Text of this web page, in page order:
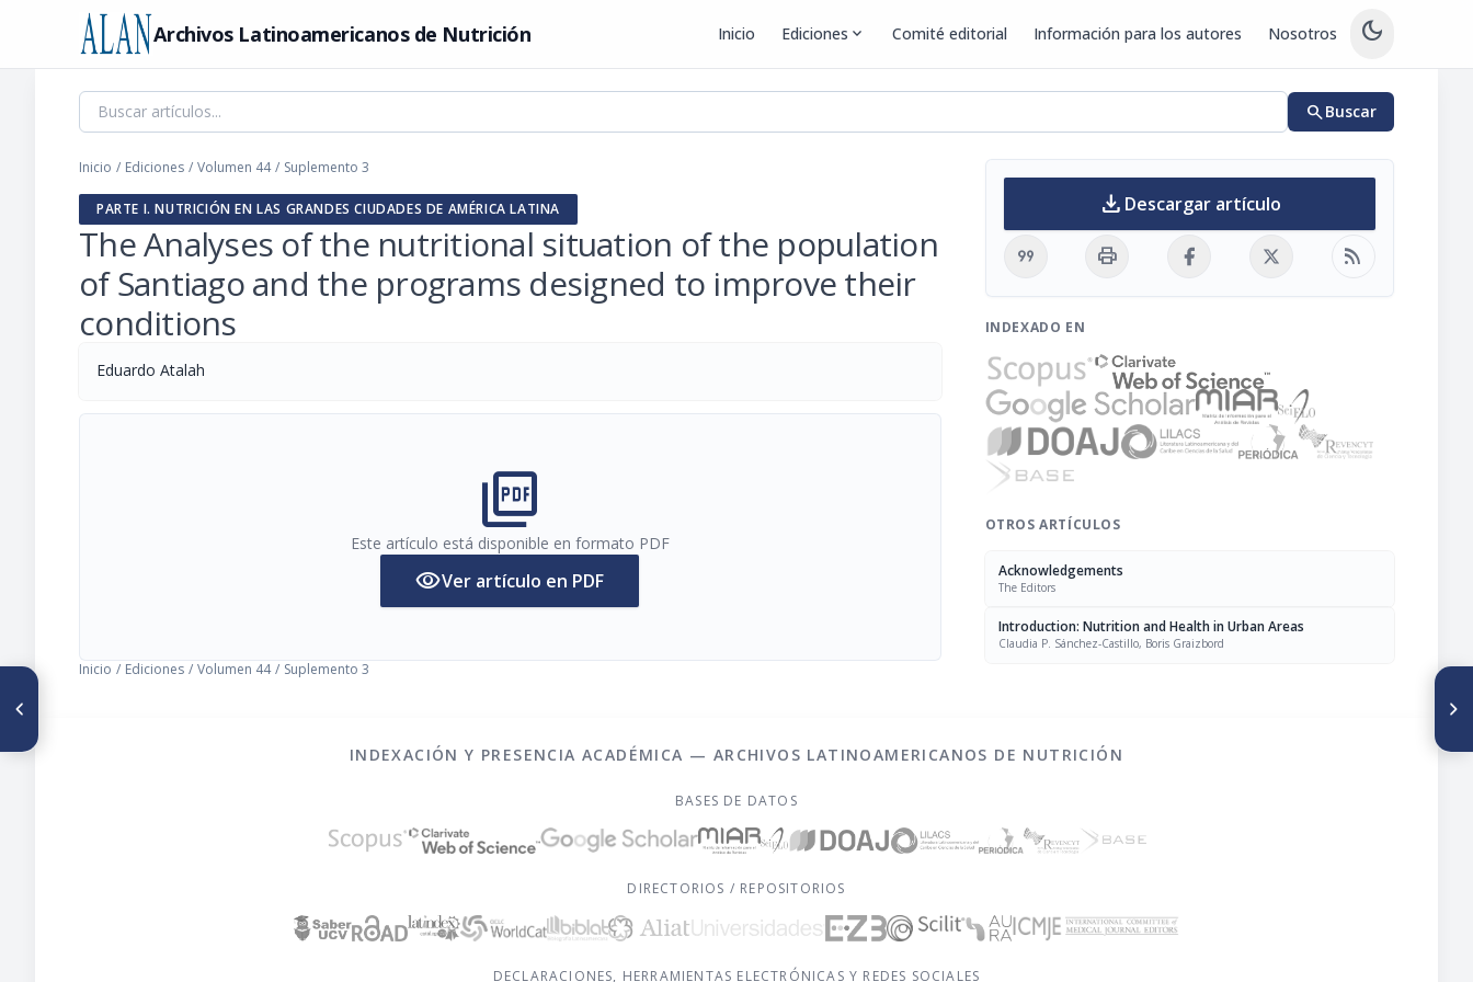
Archivos Latinoamericanos de Nutrición Inicio Ediciones expand_more Comité editorial Información para los autores Nosotros dark_mode
searchBuscar
Inicio / Ediciones / Volumen 44 / Suplemento 3
PARTE I. NUTRICIÓN EN LAS GRANDES CIUDADES DE AMÉRICA LATINA
The Analyses of the nutritional situation of the population
of Santiago and the programs designed to improve their
conditions
Eduardo Atalah
picture_as_pdf
Este artículo está disponible en formato PDF
visibilityVer artículo en PDF
Inicio / Ediciones / Volumen 44 / Suplemento 3
download Descargar artículo
format_quote print rss_feed
INDEXADO EN
OTROS ARTÍCULOS
Acknowledgements
The Editors
Introduction: Nutrition and Health in Urban Areas
Claudia P. Sánchez-Castillo, Boris Graizbord
INDEXACIÓN Y PRESENCIA ACADÉMICA — ARCHIVOS LATINOAMERICANOS DE NUTRICIÓN
BASES DE DATOS
DIRECTORIOS / REPOSITORIOS
DECLARACIONES, HERRAMIENTAS ELECTRÓNICAS Y REDES SOCIALES